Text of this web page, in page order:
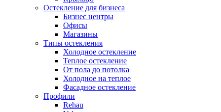
Остекление для бизнеса
Бизнес центры
Офисы
Магазины
Типы остекления
Холодное остекление
Теплое остекление
От пола до потолка
Холодное на теплое
Фасадное остекление
Профили
Rehau